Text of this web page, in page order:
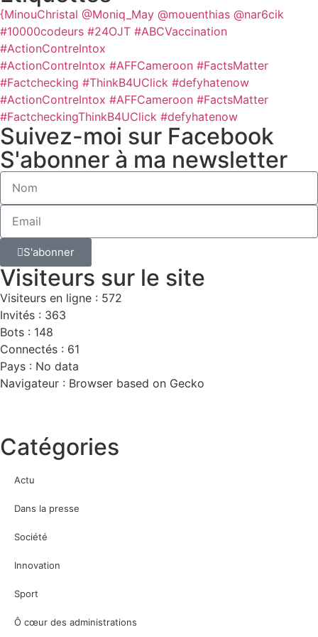
{MinouChristal @Moniq_May @mouenthias @nar6cik
#10000codeurs #24OJT #ABCVaccination
#ActionContreIntox
#ActionContreIntox #AFFCameroon #FactsMatter
#Factchecking #ThinkB4UClick #defyhatenow
#ActionContreIntox #AFFCameroon #FactsMatter
#FactcheckingThinkB4UClick #defyhatenow
Suivez-moi sur Facebook
S'abonner à ma newsletter
S'abonner
Visiteurs sur le site
Visiteurs en ligne : 572
Invités : 363
Bots : 148
Connectés : 61
Pays : No data
Navigateur : Browser based on Gecko
Catégories
Actu
Dans la presse
Société
Innovation
Sport
Ô cœur des administrations